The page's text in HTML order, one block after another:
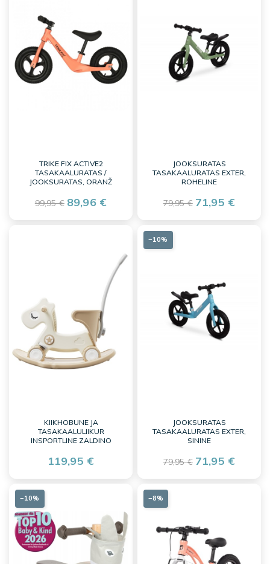
TRIKE FIX ACTIVE2
TASAKAALURATAS /
JOOKSURATAS, ORANŽ
99,95 € 89,96 €
JOOKSURATAS
TASAKAALURATAS EXTER,
ROHELINE
79,95 € 71,95 €
KIIKHOBUNE JA
TASAKAALULIIKUR
INSPORTLINE ZALDINO
119,95 €
JOOKSURATAS
TASAKAALURATAS EXTER,
SININE
79,95 € 71,95 €
−10%
−10% −8%